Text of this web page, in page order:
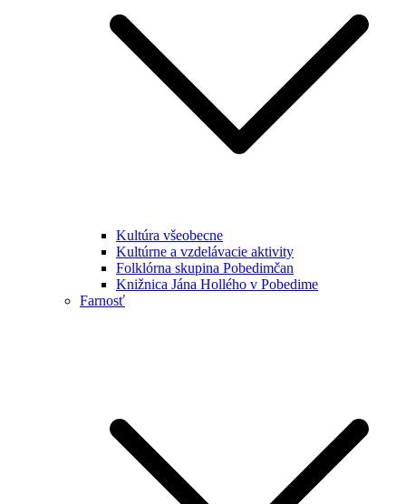
Kultúra všeobecne
Kultúrne a vzdelávacie aktivity
Folklórna skupina Pobedimčan
Knižnica Jána Hollého v Pobedime
Farnosť